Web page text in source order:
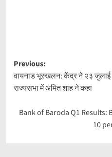
Post
navigation
Previous:
वायनाड भूस्खलन: केंद्र ने २३ जुलाई
राज्यसभा में अमित शाह ने कहा
Bank of Baroda Q1 Results:
10